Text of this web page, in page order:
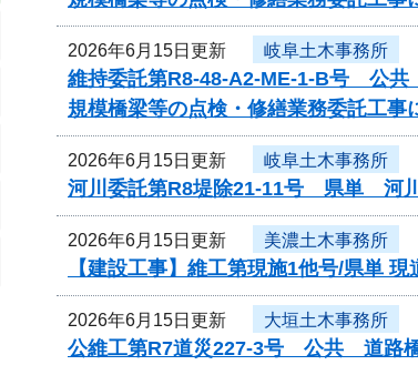
2026年6月15日更新 岐阜土木事務所
維持委託第R8-48-A2-ME-1-B号 公共
規模橋梁等の点検・修繕業務委託工事
2026年6月15日更新 岐阜土木事務所
河川委託第R8堤除21-11号 県単 河
2026年6月15日更新 美濃土木事務所
【建設工事】維工第現施1他号/県単
2026年6月15日更新 大垣土木事務所
公維工第R7道災227-3号 公共 道路